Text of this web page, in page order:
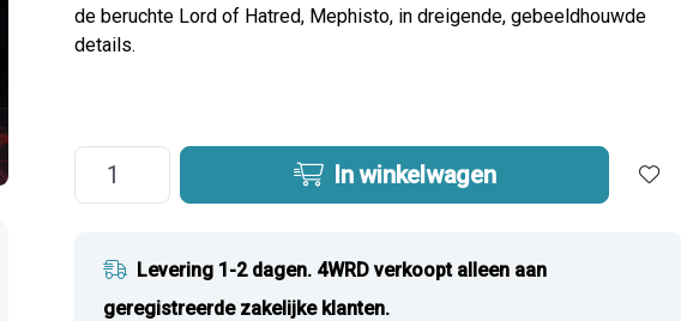
de beruchte Lord of Hatred, Mephisto, in dreigende, gebeeldhouwde
details.
In winkelwagen
Levering 1-2 dagen. 4WRD verkoopt alleen aan
geregistreerde zakelijke klanten.